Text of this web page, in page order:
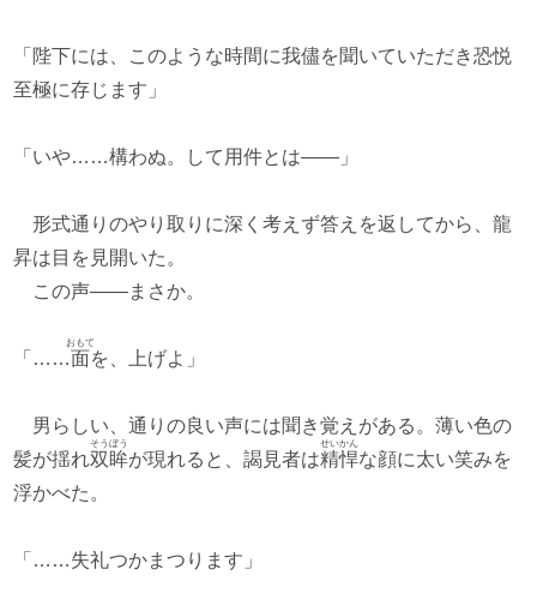
「陛下には、このような時間に我儘を聞いていただき恐悦
至極に存じます」
「いや……構わぬ。して用件とは――」
形式通りのやり取りに深く考えず答えを返してから、龍
昇は目を見開いた。
この声――まさか。
「……面
おもて
を、上げよ」
男らしい、通りの良い声には聞き覚えがある。薄い色の
髪が揺れ双眸
そうぼう
が現れると、謁見者は精悍
せいかん
な顔に太い笑みを
浮かべた。
「……失礼つかまつります」